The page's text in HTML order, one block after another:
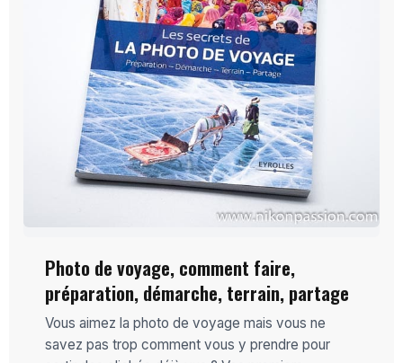
Photo de voyage, comment faire,
préparation, démarche, terrain, partage
Vous aimez la photo de voyage mais vous ne
savez pas trop comment vous y prendre pour